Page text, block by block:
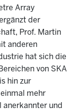
Array
der
Prof. Martin
anderen
hat sich die
von SKA
hin zur
mehr
anerkannter und